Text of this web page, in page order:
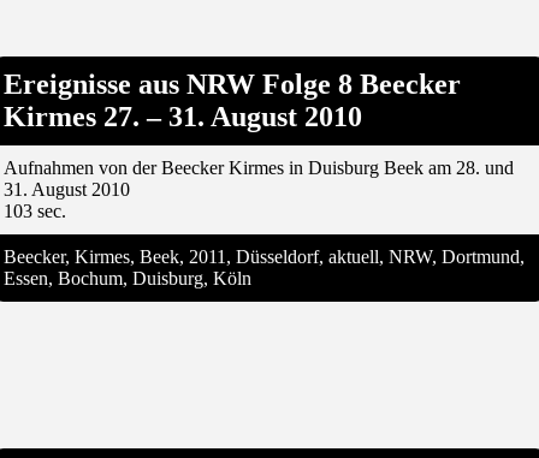
Ereignisse aus NRW Folge 8 Beecker
Kirmes 27. – 31. August 2010
Aufnahmen von der Beecker Kirmes in Duisburg Beek am 28. und
31. August 2010
103 sec.
Beecker, Kirmes, Beek, 2011, Düsseldorf, aktuell, NRW, Dortmund,
Essen, Bochum, Duisburg, Köln